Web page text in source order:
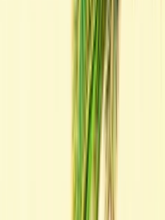
- Marokko de grootste
werken hun
in realtime bij, zodat u altijd de
filter, shortlist en neem
de autoverhuurder. Vermeld dat
hebt gezien om de
er zeker van zijn dat de beste
een klik verwijderd zijn!
lijsten, inclusief de
door de respectieve
de auto niet beschikbaar zijn
(exclusief BTW), dan kunt u
bij je terug met het beste